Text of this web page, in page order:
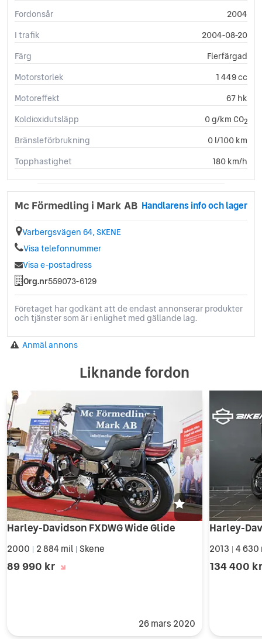
Fordonsår
2004
I trafik
2004-08-20
Färg
Flerfärgad
Motorstorlek
1 449 cc
Motoreffekt
67 hk
Koldioxidutsläpp
0 g/km CO2
Bränsleförbrukning
0 l/100 km
Topphastighet
180 km/h
Mc Förmedling i Mark AB Handlarens info och lager
Varbergsvägen 64, SKENE
Visa telefonnummer
Visa e-postadress
Org.nr559073-6129
Företaget har godkänt att de endast annonserar produkter
och tjänster som är i enlighet med gällande lag.
Anmäl annons
Liknande fordon
Harley-Davidson FXDWG Wide Glide
2000 2 884 mil Skene
89 990 kr
26 mars 2020
2013 4
134 400